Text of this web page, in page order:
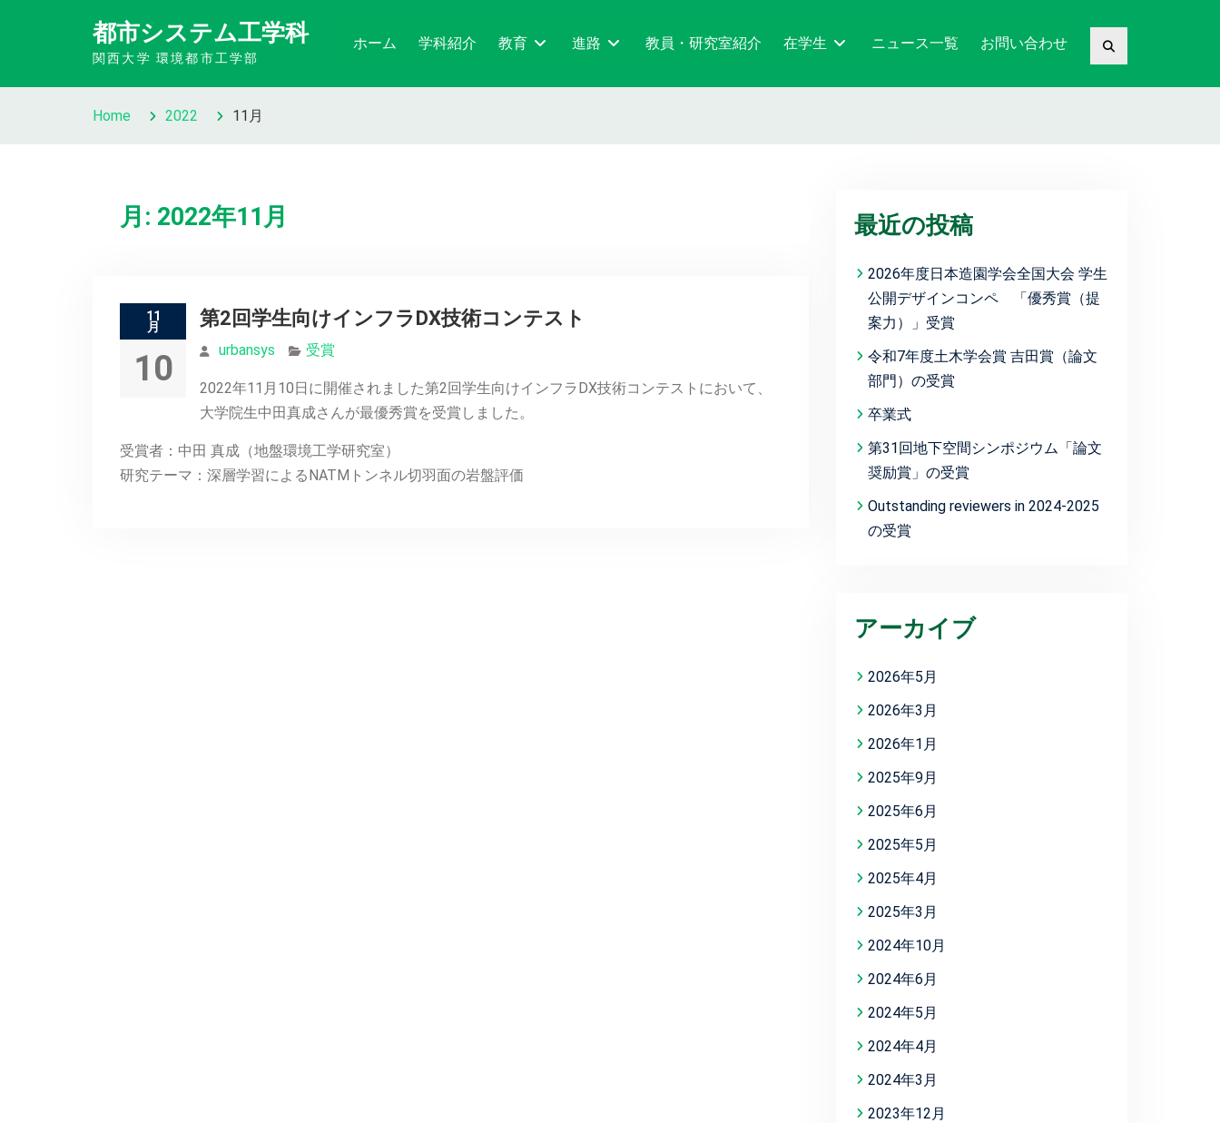
都市システム工学科
関西大学 環境都市工学部
ホーム 学科紹介 教育 進路 教員・研究室紹介 在学生 ニュース一覧 お問い合わせ
Home 2022 11月
月: 2022年11月
11
月
10
第2回学生向けインフラDX技術コンテスト
urbansys 受賞
2022年11月10日に開催されました第2回学生向けインフラDX技術コンテストにおいて、
大学院生中田真成さんが最優秀賞を受賞しました。
受賞者：中田 真成（地盤環境工学研究室）
研究テーマ：深層学習によるNATMトンネル切羽面の岩盤評価
最近の投稿
2026年度日本造園学会全国大会 学生
公開デザインコンペ 「優秀賞（提
案力）」受賞
令和7年度土木学会賞 吉田賞（論文
部門）の受賞
卒業式
第31回地下空間シンポジウム「論文
奨励賞」の受賞
Outstanding reviewers in 2024-2025
の受賞
アーカイブ
2026年5月
2026年3月
2026年1月
2025年9月
2025年6月
2025年5月
2025年4月
2025年3月
2024年10月
2024年6月
2024年5月
2024年4月
2024年3月
2023年12月